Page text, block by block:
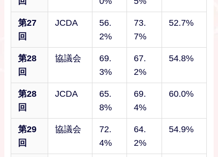
第27
回
JCDA
56.
2%
73.
7%
52.7%
第28
回
協議会
69.
3%
67.
2%
54.8%
第28
回
JCDA
65.
8%
69.
4%
60.0%
第29
回
協議会
72.
4%
64.
2%
54.9%